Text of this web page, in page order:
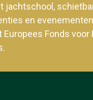
jachtschool,
en
Fonds